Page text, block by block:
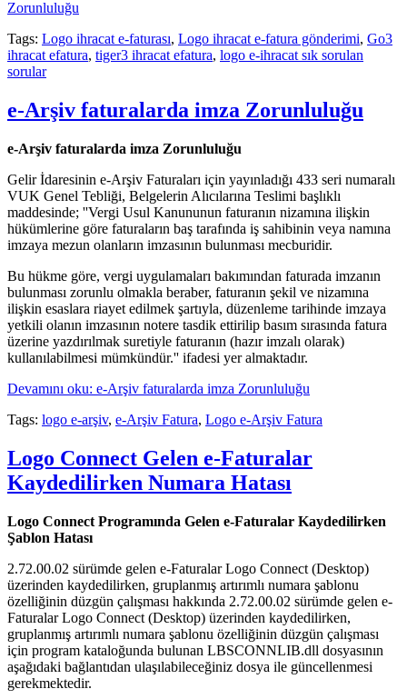
Zorunluluğu
Tags: Logo ihracat e-faturası, Logo ihracat e-fatura gönderimi, Go3
ihracat efatura, tiger3 ihracat efatura, logo e-ihracat sık sorulan
sorular
e-Arşiv faturalarda imza Zorunluluğu
e-Arşiv faturalarda imza Zorunluluğu
Gelir İdaresinin e-Arşiv Faturaları için yayınladığı 433 seri numaralı
VUK Genel Tebliği, Belgelerin Alıcılarına Teslimi başlıklı
maddesinde; ''Vergi Usul Kanununun faturanın nizamına ilişkin
hükümlerine göre faturaların baş tarafında iş sahibinin veya namına
imzaya mezun olanların imzasının bulunması mecburidir.
Bu hükme göre, vergi uygulamaları bakımından faturada imzanın
bulunması zorunlu olmakla beraber, faturanın şekil ve nizamına
ilişkin esaslara riayet edilmek şartıyla, düzenleme tarihinde imzaya
yetkili olanın imzasının notere tasdik ettirilip basım sırasında fatura
üzerine yazdırılmak suretiyle faturanın (hazır imzalı olarak)
kullanılabilmesi mümkündür.'' ifadesi yer almaktadır.
Devamını oku: e-Arşiv faturalarda imza Zorunluluğu
Tags: logo e-arşiv, e-Arşiv Fatura, Logo e-Arşiv Fatura
Logo Connect Gelen e-Faturalar
Kaydedilirken Numara Hatası
Logo Connect Programında Gelen e-Faturalar Kaydedilirken
Şablon Hatası
2.72.00.02 sürümde gelen e-Faturalar Logo Connect (Desktop)
üzerinden kaydedilirken, gruplanmış artırımlı numara şablonu
özelliğinin düzgün çalışması hakkında 2.72.00.02 sürümde gelen e-
Faturalar Logo Connect (Desktop) üzerinden kaydedilirken,
gruplanmış artırımlı numara şablonu özelliğinin düzgün çalışması
için program kataloğunda bulunan LBSCONNLIB.dll dosyasının
aşağıdaki bağlantıdan ulaşılabileceğiniz dosya ile güncellenmesi
gerekmektedir.